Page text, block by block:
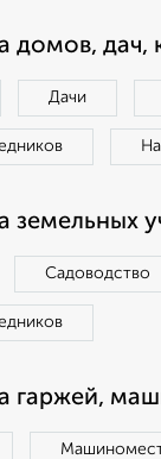
домов, дач,
Дачи
земельных
Садоводство
гаржей,